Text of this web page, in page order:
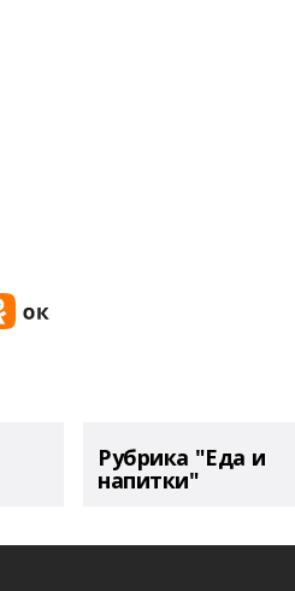
Рубрика "Еда и
напитки"